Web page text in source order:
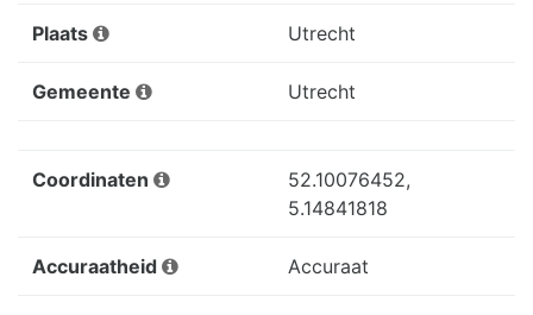
Plaats Utrecht
Gemeente Utrecht
Coordinaten
52.10076452,
5.14841818
Accuraatheid Accuraat